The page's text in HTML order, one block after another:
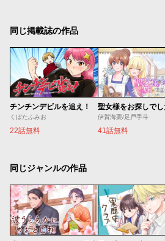
同じ掲載誌の作品
チンチンデビルを追え！
くぼたふみお
22話無料
伊賀海栗/足戸手斗
41話無料
同じジャンルの作品